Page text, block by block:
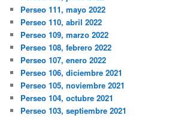
Perseo 111, mayo 2022
Perseo 110, abril 2022
Perseo 109, marzo 2022
Perseo 108, febrero 2022
Perseo 107, enero 2022
Perseo 106, diciembre 2021
Perseo 105, noviembre 2021
Perseo 104, octubre 2021
Perseo 103, septiembre 2021